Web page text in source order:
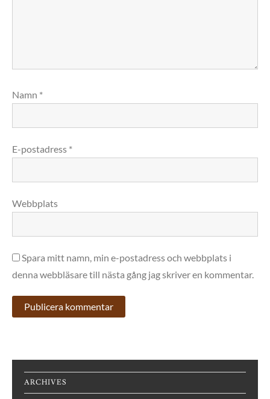
Namn *
E-postadress *
Webbplats
Spara mitt namn, min e-postadress och webbplats i
denna webbläsare till nästa gång jag skriver en kommentar.
ARCHIVES